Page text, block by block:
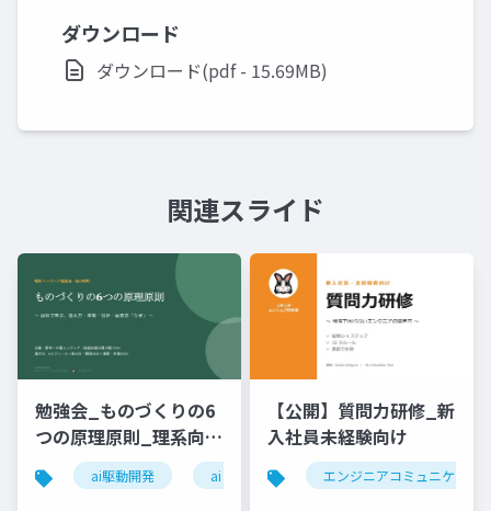
ダウンロード
ダウンロード(pdf - 15.69MB)
関連スライド
勉強会_ものづくりの6
つの原理原則_理系向け
6時間_2026_05_24_
石黒友季子
ai駆動開発 ai
【公開】質問力研修_新
入社員未経験向け
エンジニアコミュニケーシ